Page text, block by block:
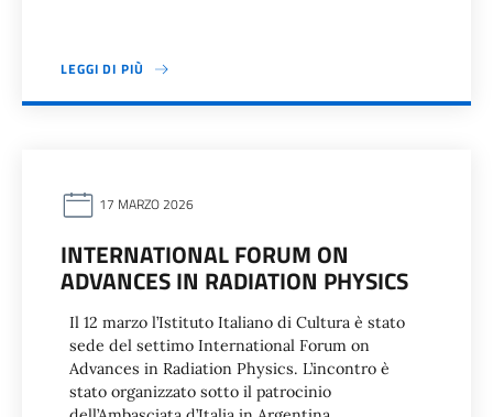
LEGGI DI PIÙ
17 MARZO 2026
INTERNATIONAL FORUM ON
ADVANCES IN RADIATION PHYSICS
Il 12 marzo l’Istituto Italiano di Cultura è stato
sede del settimo International Forum on
Advances in Radiation Physics. L’incontro è
stato organizzato sotto il patrocinio